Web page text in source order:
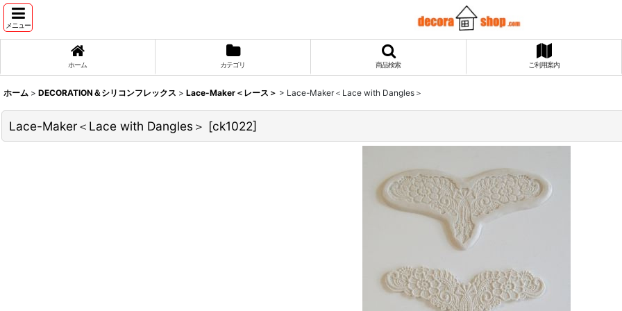
メニュー
ホーム カテゴリ 商品検索 ご利用案内
ホーム > DECORATION＆シリコンフレックス > Lace-Maker＜レース＞ > Lace-Maker＜Lace with Dangles＞
Lace-Maker＜Lace with Dangles＞ [ck1022]